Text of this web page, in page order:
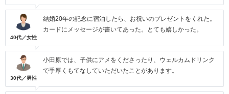
40代／女性
結婚20年の記念に宿泊したら、お祝いのプレゼントをくれた。
カードにメッセージが書いてあった。とても嬉しかった。
30代／男性
小田原では、子供にアメをくださったり、ウェルカムドリンク
で手厚くもてなしていただいたことがあります。